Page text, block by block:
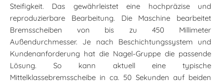
Steifigkeit. Das gewährleistet eine hochpräzise und
reproduzierbare Bearbeitung. Die Maschine bearbeitet
Bremsscheiben von bis zu 450 Millimeter
Außendurchmesser. Je nach Beschichtungssystem und
Kundenanforderung hat die Nagel-Gruppe die passende
Lösung. So kann aktuell eine typische
Mittelklassebremsscheibe in ca. 50 Sekunden auf beiden